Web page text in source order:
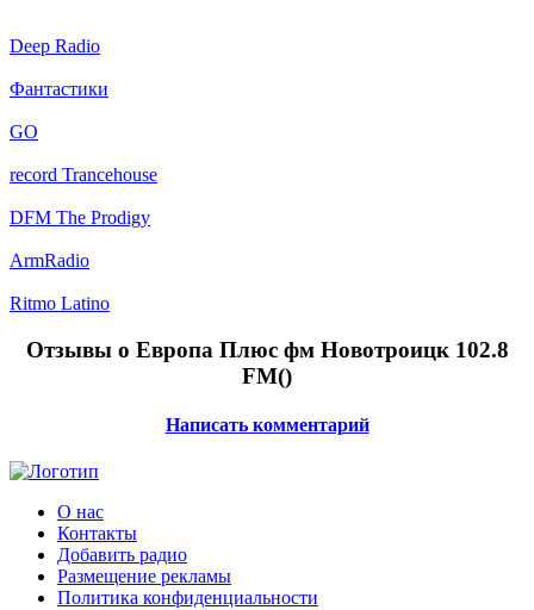
Deep Radio
Фантастики
GO
record Trancehouse
DFM The Prodigy
ArmRadio
Ritmo Latino
Отзывы о Европа Плюс фм Новотроицк 102.8
FM()
Написать комментарий
О нас
Контакты
Добавить радио
Размещение рекламы
Политика конфиденциальности